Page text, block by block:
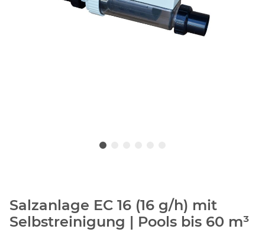
Salzanlage EC 16 (16 g/h) mit
Selbstreinigung | Pools bis 60 m³